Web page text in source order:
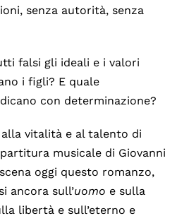
senza autorità, senza
falsi gli ideali e i valori
i figli? E quale
con determinazione?
vitalità e al talento di
musicale di Giovanni
oggi questo romanzo,
ancora sull’uomo e sulla
libertà e sull’eterno e